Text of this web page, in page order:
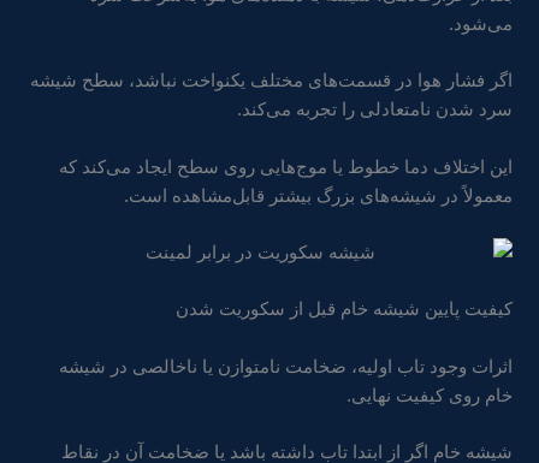
می‌شود.
اگر فشار هوا در قسمت‌های مختلف یکنواخت نباشد، سطح شیشه
سرد شدن نامتعادلی را تجربه می‌کند.
این اختلاف دما خطوط یا موج‌هایی روی سطح ایجاد می‌کند که
معمولاً در شیشه‌های بزرگ بیشتر قابل‌مشاهده است.
کیفیت پایین شیشه خام قبل از سکوریت شدن
اثرات وجود تاب اولیه، ضخامت نامتوازن یا ناخالصی در شیشه
خام روی کیفیت نهایی.
شیشه خام اگر از ابتدا تاب داشته باشد یا ضخامت آن در نقاط